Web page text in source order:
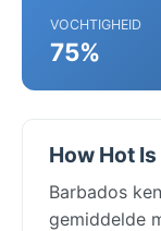
VOCHTIGHEID
75%
How Hot
Barbados
gemiddelde